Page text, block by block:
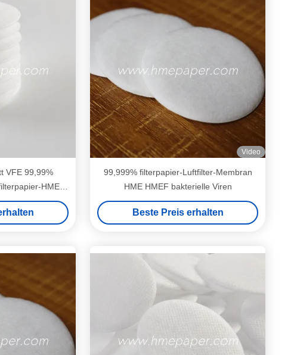
VFE 99,99%
HME
Video
99,999% filterpapier-Luftfilter-Membran
HME HMEF bakterielle Viren
Beste Preis erhalten